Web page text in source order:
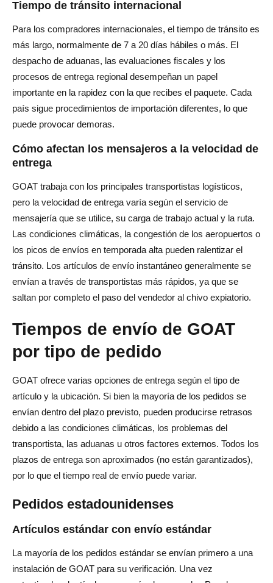
Tiempo de tránsito internacional
Para los compradores internacionales, el tiempo de tránsito es
más largo, normalmente de 7 a 20 días hábiles o más. El
despacho de aduanas, las evaluaciones fiscales y los
procesos de entrega regional desempeñan un papel
importante en la rapidez con la que recibes el paquete. Cada
país sigue procedimientos de importación diferentes, lo que
puede provocar demoras.
Cómo afectan los mensajeros a la velocidad de
entrega
GOAT trabaja con los principales transportistas logísticos,
pero la velocidad de entrega varía según el servicio de
mensajería que se utilice, su carga de trabajo actual y la ruta.
Las condiciones climáticas, la congestión de los aeropuertos o
los picos de envíos en temporada alta pueden ralentizar el
tránsito. Los artículos de envío instantáneo generalmente se
envían a través de transportistas más rápidos, ya que se
saltan por completo el paso del vendedor al chivo expiatorio.
Tiempos de envío de GOAT
por tipo de pedido
GOAT ofrece varias opciones de entrega según el tipo de
artículo y la ubicación. Si bien la mayoría de los pedidos se
envían dentro del plazo previsto, pueden producirse retrasos
debido a las condiciones climáticas, los problemas del
transportista, las aduanas u otros factores externos. Todos los
plazos de entrega son aproximados (no están garantizados),
por lo que el tiempo real de envío puede variar.
Pedidos estadounidenses
Artículos estándar con envío estándar
La mayoría de los pedidos estándar se envían primero a una
instalación de GOAT para su verificación. Una vez